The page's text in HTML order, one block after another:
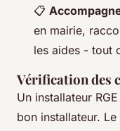
📋
en mairie,
les aides - tout
Vérification des
Un installateur
bon installateur.